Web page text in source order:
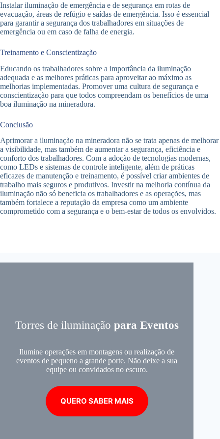
Instalar iluminação de emergência e de segurança em rotas de
evacuação, áreas de refúgio e saídas de emergência. Isso é essencial
para garantir a segurança dos trabalhadores em situações de
emergência ou em caso de falha de energia.
Treinamento e Conscientização
Educando os trabalhadores sobre a importância da iluminação
adequada e as melhores práticas para aproveitar ao máximo as
melhorias implementadas. Promover uma cultura de segurança e
conscientização para que todos compreendam os benefícios de uma
boa iluminação na mineradora.
Conclusão
Aprimorar a iluminação na mineradora não se trata apenas de melhorar
a visibilidade, mas também de aumentar a segurança, eficiência e
conforto dos trabalhadores. Com a adoção de tecnologias modernas,
como LEDs e sistemas de controle inteligente, além de práticas
eficazes de manutenção e treinamento, é possível criar ambientes de
trabalho mais seguros e produtivos. Investir na melhoria contínua da
iluminação não só beneficia os trabalhadores e as operações, mas
também fortalece a reputação da empresa como um ambiente
comprometido com a segurança e o bem-estar de todos os envolvidos.
Torres de iluminação para Eventos
Ilumine operações em montagens ou realização de
eventos de pequeno a grande porte. Não deixe a sua
equipe ou convidados no escuro.
QUERO SABER MAIS